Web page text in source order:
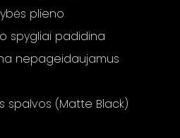
plieno
spygliai padidina
nepageidaujamus
spalvos (Matte Black)